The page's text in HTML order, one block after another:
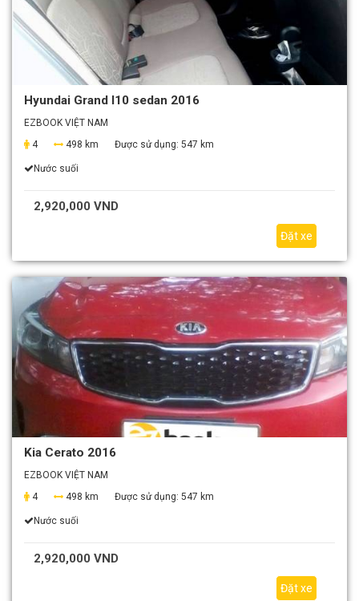
Hyundai Grand I10 sedan 2016
EZBOOK VIỆT NAM
4
498 km Được sử dụng: 547 km
Nước suối
2,920,000 VND
Đặt xe
Kia Cerato 2016
EZBOOK VIỆT NAM
4
498 km Được sử dụng: 547 km
Nước suối
2,920,000 VND
Đặt xe